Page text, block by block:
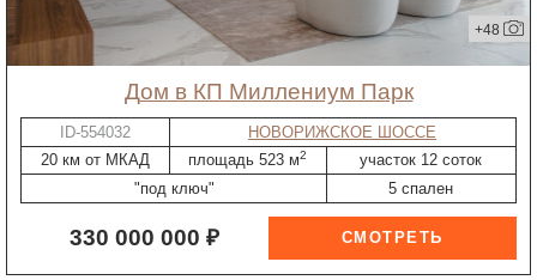
+48
дом в КП Миллениум Парк
ID-554032
НОВОРИЖСКОЕ ШОССЕ
20 км от МКАД
площадь 523 м2
участок 12 соток
"под ключ"
5 спален
330 000 000 ₽